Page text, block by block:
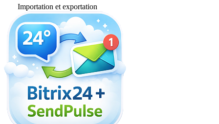
Importation et exportation